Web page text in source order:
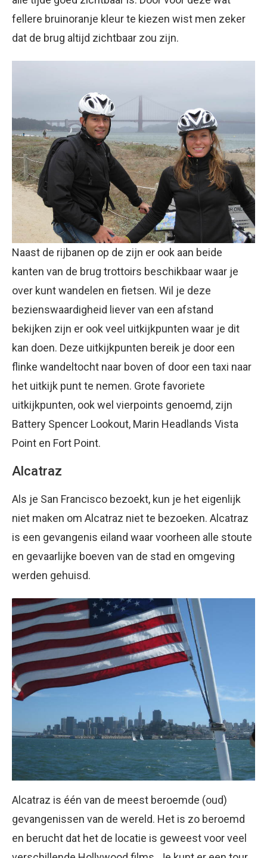
fellere bruinoranje kleur te kiezen wist men zeker
dat de brug altijd zichtbaar zou zijn.
Naast de rijbanen op de zijn er ook aan beide
kanten van de brug trottoirs beschikbaar waar je
over kunt wandelen en fietsen. Wil je deze
bezienswaardigheid liever van een afstand
bekijken zijn er ook veel uitkijkpunten waar je dit
kan doen. Deze uitkijkpunten bereik je door een
flinke wandeltocht naar boven of door een taxi naar
het uitkijk punt te nemen. Grote favoriete
uitkijkpunten, ook wel vierpoints genoemd, zijn
Battery Spencer Lookout, Marin Headlands Vista
Point en Fort Point.
Alcatraz
Als je San Francisco bezoekt, kun je het eigenlijk
niet maken om Alcatraz niet te bezoeken. Alcatraz
is een gevangenis eiland waar voorheen alle stoute
en gevaarlijke boeven van de stad en omgeving
werden gehuisd.
Alcatraz is één van de meest beroemde (oud)
gevangenissen van de wereld. Het is zo beroemd
en berucht dat het de locatie is geweest voor veel